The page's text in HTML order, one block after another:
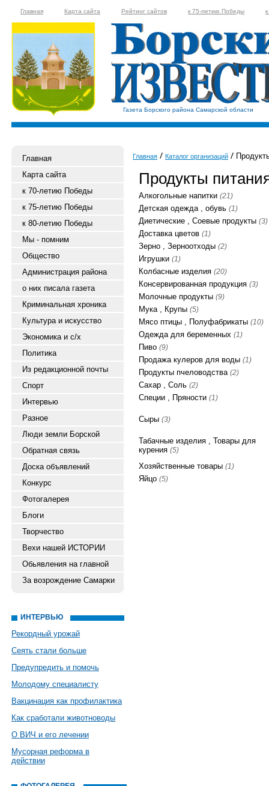
Главная Карта сайта Рейтинг сайтов к 75-летию Победы
Газета Борского района Самарской области
Главная
Карта сайта
к 70-летию Победы
к 75-летию Победы
к 80-летию Победы
Мы - помним
Общество
Администрация района
о них писала газета
Криминальная хроника
Культура и искусство
Экономика и с/х
Политика
Из редакционной почты
Спорт
Интервью
Разное
Люди земли Борской
Обратная связь
Доска объявлений
Конкурс
Фотогалерея
Блоги
Творчество
Вехи нашей ИСТОРИИ
Обьявления на главной
За возрождение Самарки
ИНТЕРВЬЮ
Рекордный урожай
Сеять стали больше
Предупредить и помочь
Молодому специалисту
Вакцинация как профилактика
Как сработали животноводы
О ВИЧ и его лечении
Мусорная реформа в
действии
Главная Каталог организаций
Продукты
Алкогольные напитки (21)
Детская одежда , обувь (1)
Диетические , Соевые продукты (3)
Доставка цветов (1)
Зерно , Зерноотходы (2)
Игрушки (1)
Колбасные изделия (20)
Консервированная продукция (3)
Молочные продукты (9)
Мука , Крупы (5)
Мясо птицы , Полуфабрикаты (10)
Одежда для беременных (1)
Пиво (9)
Продажа кулеров для воды (1)
Продукты пчеловодства (2)
Сахар , Соль (2)
Специи , Пряности (1)
Сыры (3)
Табачные изделия , Товары для
курения (5)
Хозяйственные товары (1)
Яйцо (5)